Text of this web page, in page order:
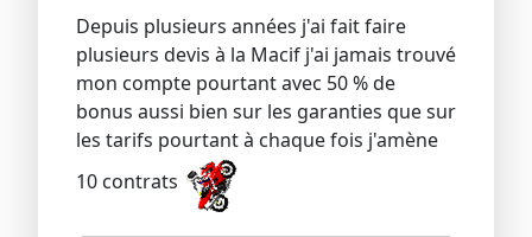
Depuis plusieurs années j'ai fait faire
plusieurs devis à la Macif j'ai jamais trouvé
mon compte pourtant avec 50 % de
bonus aussi bien sur les garanties que sur
les tarifs pourtant à chaque fois j'amène
10 contrats